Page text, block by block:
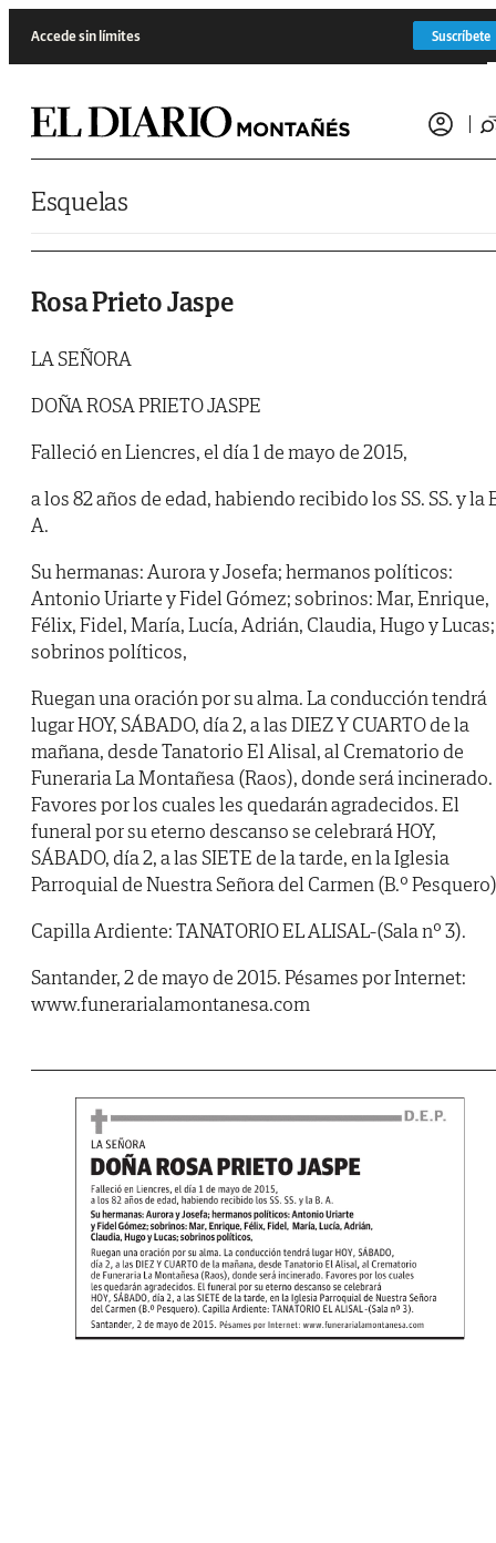
Accede sin límites Suscríbete
Esquelas
Rosa Prieto Jaspe
LA SEÑORA
DOÑA ROSA PRIETO JASPE
Falleció en Liencres, el día 1 de mayo de 2015,
a los 82 años de edad, habiendo recibido los SS. SS. y la
A.
Su hermanas: Aurora y Josefa; hermanos políticos:
Antonio Uriarte y Fidel Gómez; sobrinos: Mar, Enrique,
Félix, Fidel, María, Lucía, Adrián, Claudia, Hugo y Lucas;
sobrinos políticos,
Ruegan una oración por su alma. La conducción tendrá
lugar HOY, SÁBADO, día 2, a las DIEZ Y CUARTO de la
mañana, desde Tanatorio El Alisal, al Crematorio de
Funeraria La Montañesa (Raos), donde será incinerado.
Favores por los cuales les quedarán agradecidos. El
funeral por su eterno descanso se celebrará HOY,
SÁBADO, día 2, a las SIETE de la tarde, en la Iglesia
Parroquial de Nuestra Señora del Carmen (B.º
Capilla Ardiente: TANATORIO EL ALISAL-(Sala nº 3).
Santander, 2 de mayo de 2015. Pésames por Internet:
www.funerarialamontanesa.com